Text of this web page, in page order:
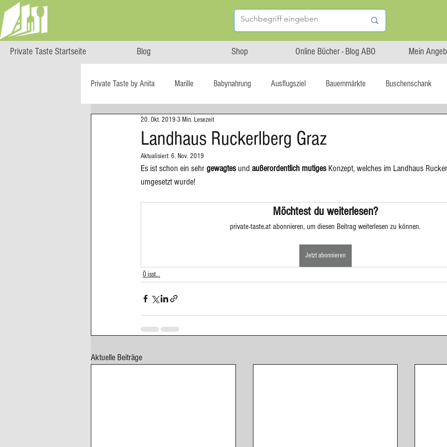
Private Taste Startseite Blog Shop Online Bücher - Blog ABO Mein
Private Taste by Anita Marille Babynahrung Ausflugsziel Bauernmärkte Buschenschank
Cooking Class HERZGENUSS
Reise-Blog Regional statt global Startup Asiatische Küche Aufstrich
Big Green Egg Dessert Blätterteig Blechkuchen Brot Biskuit Burger
Eingelegtes, Eingekochtes, Dörren
Feigen Fisch
Landhaus Ruckerlberg Graz
20. Okt. 2019 3 Min. Lesezeit
Aktualisiert: 6. Nov. 2019
Es ist schon ein sehr gewagtes und außerordentlich mutiges Konzept, welches im Landhaus
umgesetzt wurde!
Möchtest du weiterlesen?
private-taste.at abonnieren, um diesen Beitrag weiterlesen zu können.
Jetzt abonnieren
Ö isst...
Aktuelle Beiträge